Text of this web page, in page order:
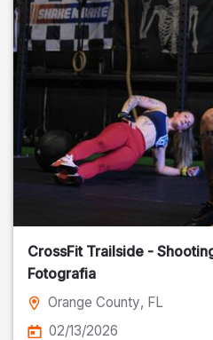
CrossFit Trailside -
Fotografia
Orange County, FL
02/13/2026